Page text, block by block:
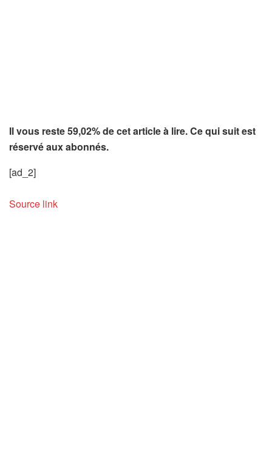
Il vous reste 59,02% de cet article à lire. Ce qui suit est
réservé aux abonnés.
[ad_2]
Source link